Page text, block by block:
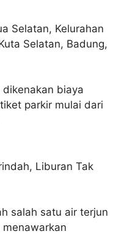
Selatan, Kelurahan
Selatan, Badung,
dikenakan biaya
parkir mulai dari
salah satu air terjun